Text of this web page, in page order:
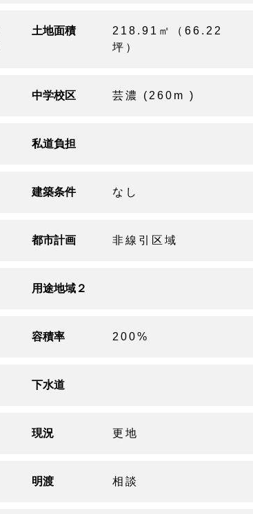
土地面積
218.91㎡（66.22
坪）
中学校区 芸濃 (260m )
私道負担
建築条件 なし
都市計画 非線引区域
用途地域２
容積率 200%
下水道
現況 更地
明渡 相談